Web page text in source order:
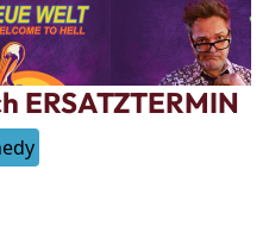
ERSATZTERMIN